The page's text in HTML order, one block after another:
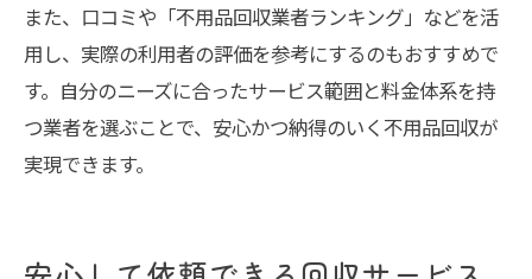
また、口コミや「不用品回収業者ランキング」などを活
用し、実際の利用者の評価を参考にするのもおすすめで
す。自分のニーズに合ったサービス範囲と料金体系を持
つ業者を選ぶことで、安心かつ納得のいく不用品回収が
実現できます。